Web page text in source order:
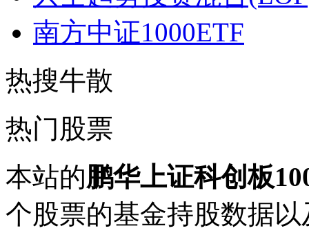
南方中证1000ETF
热搜牛散
热门股票
本站的鹏华上证科创板
个股票的基金持股数据